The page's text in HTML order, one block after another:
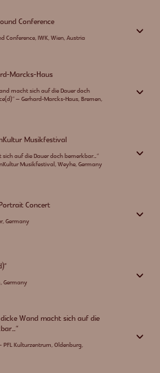
Conference
Conference, IWK, Wien, Austria
3
Marcks-Haus
macht sich auf die Dauer doch
– Gerhard-Marcks-Haus, Bremen,
3
Musikfestival
auf die Dauer doch bemerkbar…“
Musikfestival, Weyhe, Germany
3
Concert
Germany
3
Germany
3
dicke Wand macht sich auf die
PFL Kulturzentrum, Oldenburg,
3